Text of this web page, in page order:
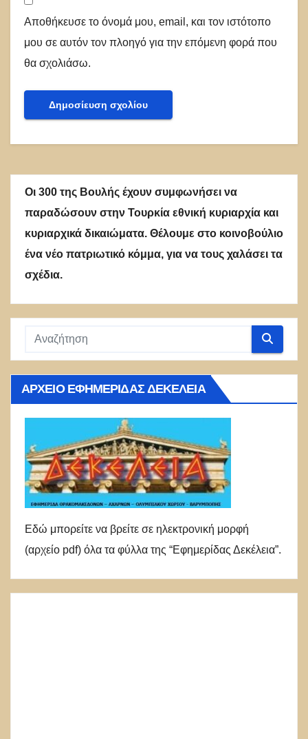
Αποθήκευσε το όνομά μου, email, και τον ιστότοπο
μου σε αυτόν τον πλοηγό για την επόμενη φορά που
θα σχολιάσω.
Οι 300 της Βουλής έχουν συμφωνήσει να
παραδώσουν στην Τουρκία εθνική κυριαρχία και
κυριαρχικά δικαιώματα. Θέλουμε στο κοινοβούλιο
ένα νέο πατριωτικό κόμμα, για να τους χαλάσει τα
σχέδια.
ΑΡΧΕΊΟ ΕΦΗΜΕΡΊΔΑΣ ΔΕΚΈΛΕΙΑ
Εδώ μπορείτε να βρείτε σε ηλεκτρονική μορφή
(αρχείο pdf) όλα τα φύλλα της “Εφημερίδας Δεκέλεια”.